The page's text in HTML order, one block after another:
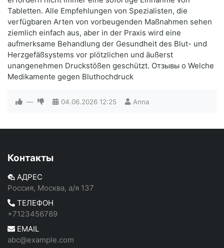
Tabletten. Alle Empfehlungen von Spezialisten, die
verfügbaren Arten von vorbeugenden Maßnahmen sehen
ziemlich einfach aus, aber in der Praxis wird eine
aufmerksame Behandlung der Gesundheit des Blut- und
Herzgefäßsystems vor plötzlichen und äußerst
unangenehmen Druckstößen geschützt. Отзывы о Welche
Medikamente gegen Bluthochdruck
— 04.06.2026 12:25 Anna
Контакты
АДРЕС
Россия, Москва, а/я 137
ТЕЛЕФОН
+7123456789
EMAIL
abc@example.com